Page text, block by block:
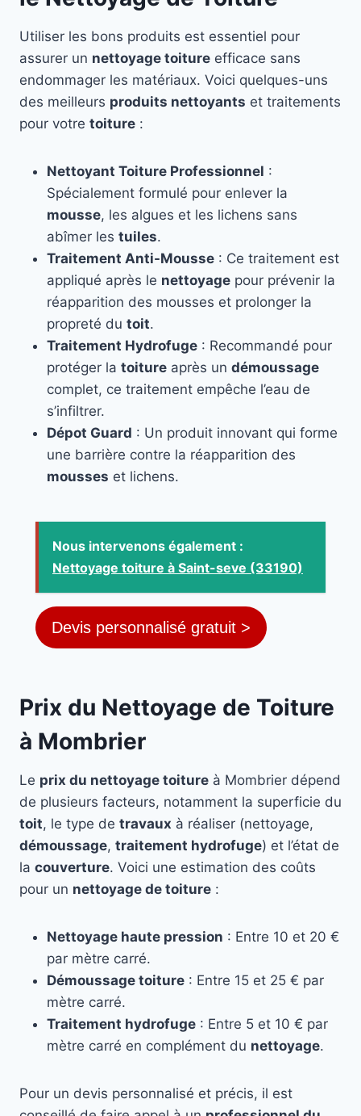
Utiliser les bons produits est essentiel pour
assurer un nettoyage toiture efficace sans
endommager les matériaux. Voici quelques-uns
des meilleurs produits nettoyants et traitements
pour votre toiture :
Nettoyant Toiture Professionnel :
Spécialement formulé pour enlever la
mousse, les algues et les lichens sans
abîmer les tuiles.
Traitement Anti-Mousse : Ce traitement est
appliqué après le nettoyage pour prévenir la
réapparition des mousses et prolonger la
propreté du toit.
Traitement Hydrofuge : Recommandé pour
protéger la toiture après un démoussage
complet, ce traitement empêche l’eau de
s’infiltrer.
Dépot Guard : Un produit innovant qui forme
une barrière contre la réapparition des
mousses et lichens.
Nous intervenons également :
Nettoyage toiture à Saint-seve (33190)
Devis personnalisé gratuit >
Prix du Nettoyage de Toiture
à Mombrier
Le prix du nettoyage toiture à Mombrier dépend
de plusieurs facteurs, notamment la superficie du
toit, le type de travaux à réaliser (nettoyage,
démoussage, traitement hydrofuge) et l’état de
la couverture. Voici une estimation des coûts
pour un nettoyage de toiture :
Nettoyage haute pression : Entre 10 et 20 €
par mètre carré.
Démoussage toiture : Entre 15 et 25 € par
mètre carré.
Traitement hydrofuge : Entre 5 et 10 € par
mètre carré en complément du nettoyage.
Pour un devis personnalisé et précis, il est